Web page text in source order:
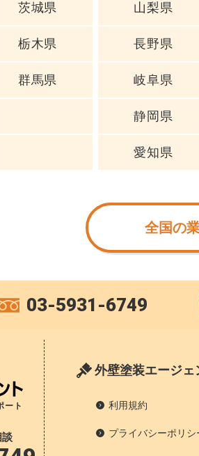
茨城県
栃木県
群馬県
山梨県
長野県
岐阜県
静岡県
愛知県
全国の
03-5931-6749
ート
談
外壁塗装エージェ
利用規約
プライバシーポリシ